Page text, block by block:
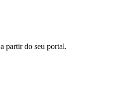
partir do seu portal.